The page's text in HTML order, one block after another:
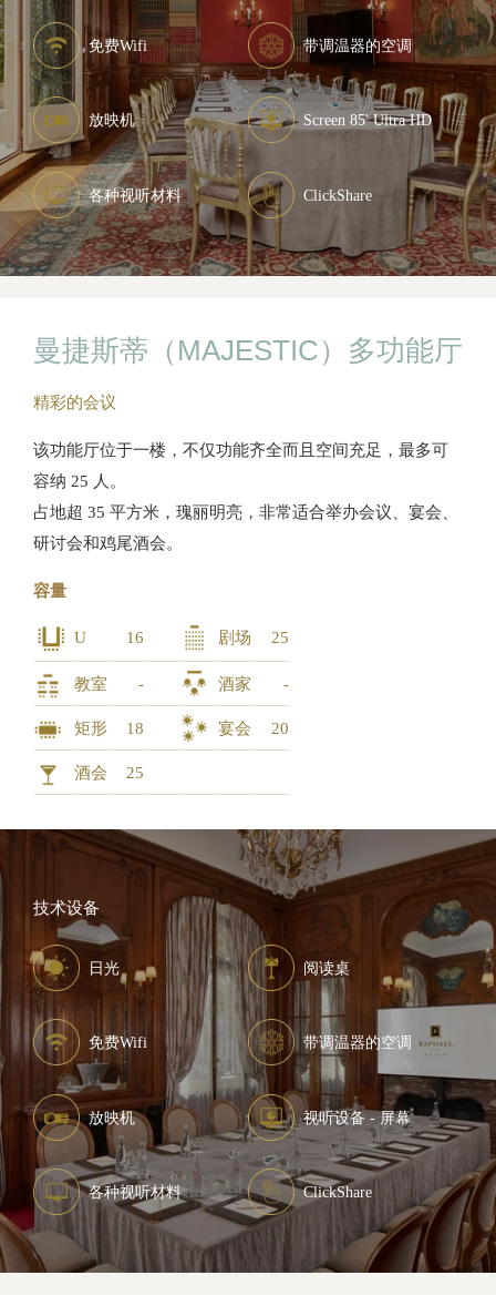
免费Wifi 带调温器的空调
放映机 Screen 85' Ultra HD
各种视听材料 ClickShare
技术设备
日光 阅读桌
免费Wifi 带调温器的空调
放映机 视听设备 - 屏幕
各种视听材料 ClickShare
曼捷斯蒂（MAJESTIC）多功能厅
精彩的会议
该功能厅位于一楼，不仅功能齐全而且空间充足，最多可
容纳 25 人。
占地超 35 平方米，瑰丽明亮，非常适合举办会议、宴会、
研讨会和鸡尾酒会。
容量
U 16 剧场 25
教室 - 酒家 -
矩形 18 宴会 20
酒会 25